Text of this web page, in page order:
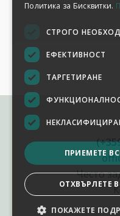
Често
Политика за Бисквитки.
СТРОГО
ЕФЕКТИВНОСТ
ТАРГЕТИРАНЕ
ПРИЕМЕТЕ
ОТХВЪРЛЕТЕ
ПОКАЖЕТЕ